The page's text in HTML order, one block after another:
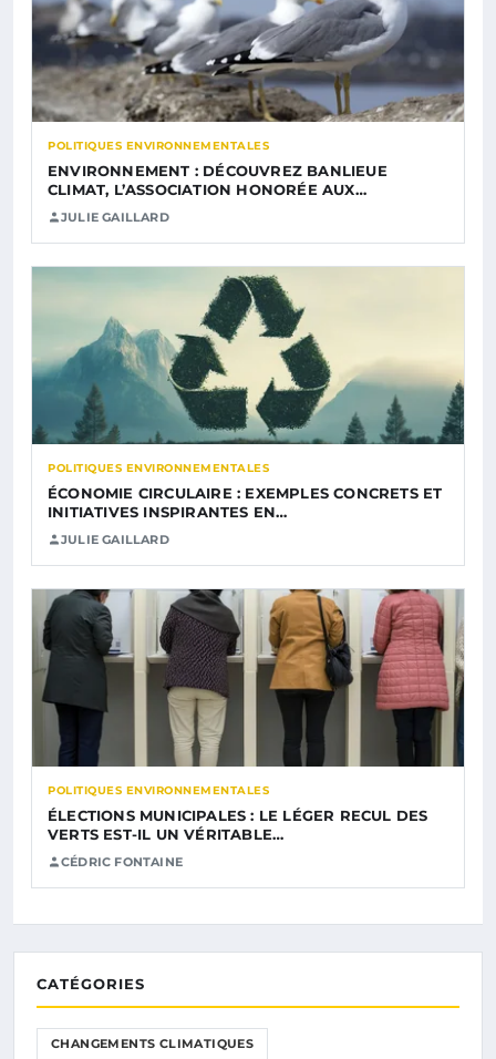
POLITIQUES ENVIRONNEMENTALES
ENVIRONNEMENT : DÉCOUVREZ BANLIEUE
CLIMAT, L’ASSOCIATION HONORÉE AUX…
JULIE GAILLARD
POLITIQUES ENVIRONNEMENTALES
ÉCONOMIE CIRCULAIRE : EXEMPLES CONCRETS ET
INITIATIVES INSPIRANTES EN…
JULIE GAILLARD
POLITIQUES ENVIRONNEMENTALES
ÉLECTIONS MUNICIPALES : LE LÉGER RECUL DES
VERTS EST-IL UN VÉRITABLE…
CÉDRIC FONTAINE
CATÉGORIES
CHANGEMENTS CLIMATIQUES